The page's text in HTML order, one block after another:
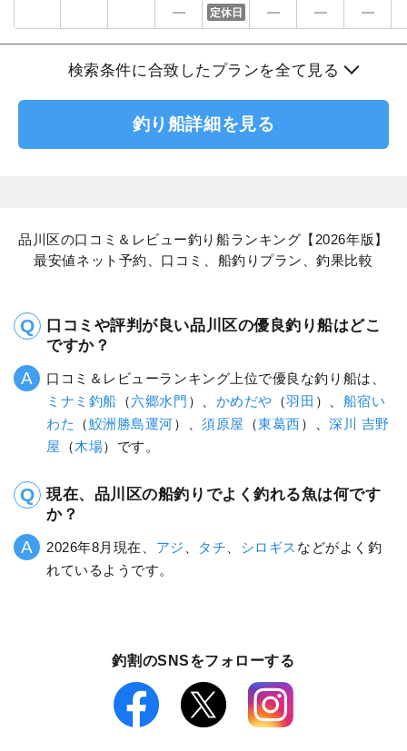
定休日
検索条件に合致したプランを全て見る
釣り船詳細を見る
品川区の口コミ＆レビュー釣り船ランキング【2026年版】
最安値ネット予約、口コミ、船釣りプラン、釣果比較
口コミや評判が良い品川区の優良釣り船はどこ
ですか？
口コミ＆レビューランキング上位で優良な釣り船は、
ミナミ釣船 （六郷水門 ）、 かめだや （羽田 ）、 船宿い
わた
（鮫洲勝島運河）、須原屋 （東葛西）、深川 吉野
屋 （木場）です。
現在、品川区の船釣りでよく釣れる魚は何です
か？
2026年8月現在、 アジ タチ シロギス などがよく釣
れているようです。
釣割のSNSをフォローする